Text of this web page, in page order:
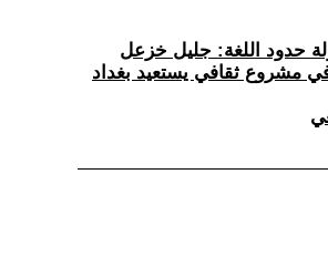
حدود اللغة: جليل خزعل
ثقافي يستعيد بغداد